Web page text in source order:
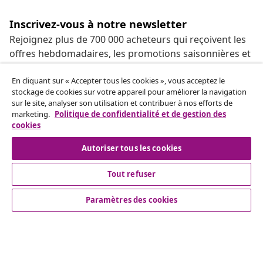
Inscrivez-vous à notre newsletter
Rejoignez plus de 700 000 acheteurs qui reçoivent les
offres hebdomadaires, les promotions saisonnières et
les nouveautés de vidaXL.
Nos comptes de réseaux sociaux
Service Clients
En cliquant sur « Accepter tous les cookies », vous acceptez le
stockage de cookies sur votre appareil pour améliorer la navigation
sur le site, analyser son utilisation et contribuer à nos efforts de
marketing. Politique de confidentialité et de gestion des
cookies
Autoriser tous les cookies
Tout refuser
Paramètres des cookies